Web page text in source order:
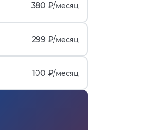
380 ₽/месяц
299 ₽/месяц
100 ₽/месяц